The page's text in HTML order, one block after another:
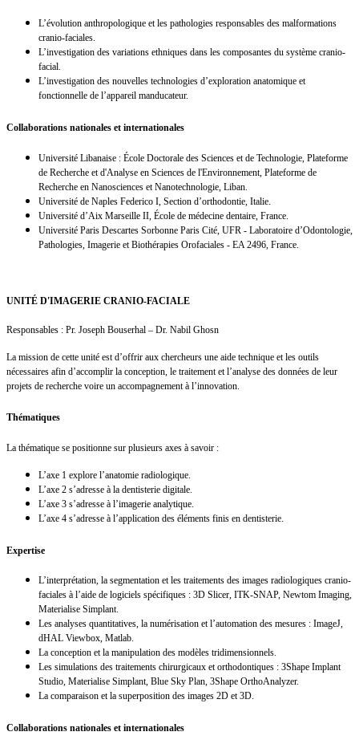
L’évolution anthropologique et les pathologies responsables des malformations
cranio-faciales.
L’investigation des variations ethniques dans les composantes du système cranio-
facial.
L’investigation des nouvelles technologies d’exploration anatomique et
fonctionnelle de l’appareil manducateur.
Collaborations nationales et internationales
Université Libanaise : École Doctorale des Sciences et de Technologie, Plateforme
de Recherche et d'Analyse en Sciences de l'Environnement, Plateforme de
Recherche en Nanosciences et Nanotechnologie, Liban.
Université de Naples Federico I, Section d’orthodontie, Italie.
Université d’Aix Marseille II, École de médecine dentaire, France.
Université Paris Descartes Sorbonne Paris Cité, UFR - Laboratoire d’Odontologie,
Pathologies, Imagerie et Biothérapies Orofaciales - EA 2496, France.
UNITÉ D'IMAGERIE CRANIO-FACIALE
Responsables : Pr. Joseph Bouserhal – Dr. Nabil Ghosn
La mission de cette unité est d’offrir aux chercheurs une aide technique et les outils
nécessaires afin d’accomplir la conception, le traitement et l’analyse des données de leur
projets de recherche voire un accompagnement à l’innovation.
Thématiques
La thématique se positionne sur plusieurs axes à savoir :
L’axe 1 explore l’anatomie radiologique.
L’axe 2 s’adresse à la dentisterie digitale.
L’axe 3 s’adresse à l’imagerie analytique.
L’axe 4 s’adresse à l’application des éléments finis en dentisterie.
Expertise
L’interprétation, la segmentation et les traitements des images radiologiques cranio-
faciales à l’aide de logiciels spécifiques : 3D Slicer, ITK-SNAP, Newtom Imaging,
Materialise Simplant.
Les analyses quantitatives, la numérisation et l’automation des mesures : ImageJ,
dHAL Viewbox, Matlab.
La conception et la manipulation des modèles tridimensionnels.
Les simulations des traitements chirurgicaux et orthodontiques : 3Shape Implant
Studio, Materialise Simplant, Blue Sky Plan, 3Shape OrthoAnalyzer.
La comparaison et la superposition des images 2D et 3D.
Collaborations nationales et internationales